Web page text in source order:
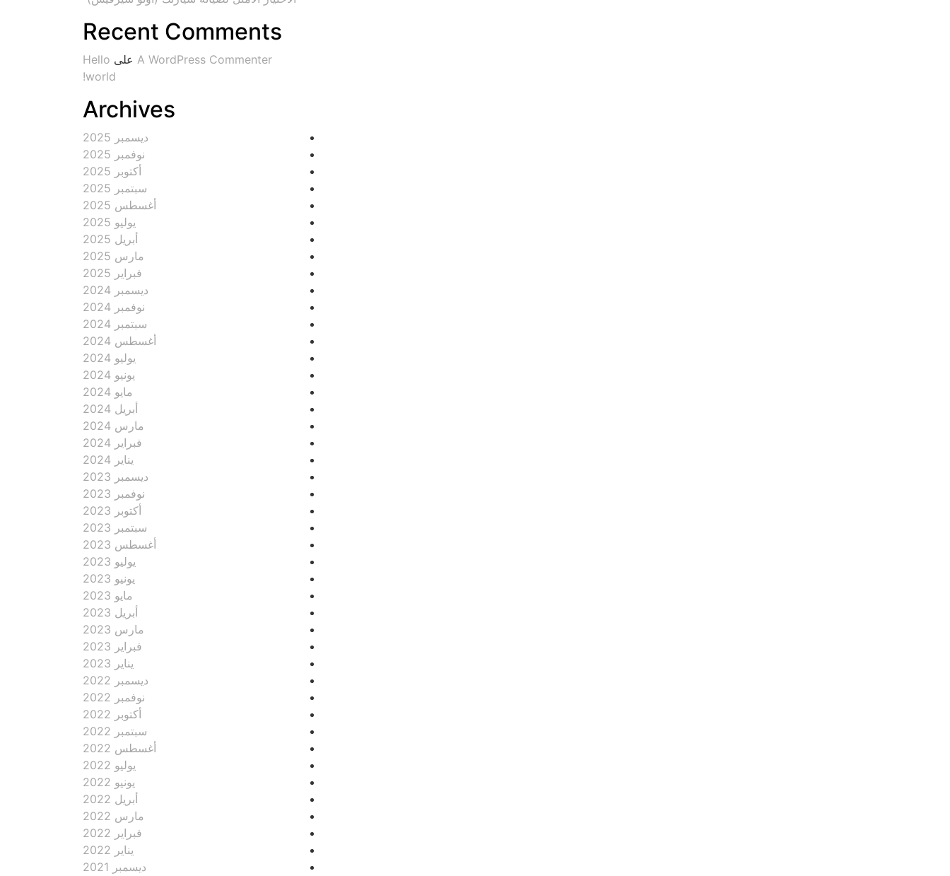
Recent Comments
A WordPress Commenter على Hello
world!
Archives
ديسمبر 2025
نوفمبر 2025
أكتوبر 2025
سبتمبر 2025
أغسطس 2025
يوليو 2025
أبريل 2025
مارس 2025
فبراير 2025
ديسمبر 2024
نوفمبر 2024
سبتمبر 2024
أغسطس 2024
يوليو 2024
يونيو 2024
مايو 2024
أبريل 2024
مارس 2024
فبراير 2024
يناير 2024
ديسمبر 2023
نوفمبر 2023
أكتوبر 2023
سبتمبر 2023
أغسطس 2023
يوليو 2023
يونيو 2023
مايو 2023
أبريل 2023
مارس 2023
فبراير 2023
يناير 2023
ديسمبر 2022
نوفمبر 2022
أكتوبر 2022
سبتمبر 2022
أغسطس 2022
يوليو 2022
يونيو 2022
أبريل 2022
مارس 2022
فبراير 2022
يناير 2022
ديسمبر 2021